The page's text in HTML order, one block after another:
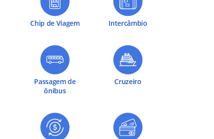
Chip de Viagem Intercâmbio
Passagem de
ônibus
Cruzeiro